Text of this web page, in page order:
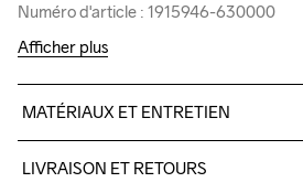
Numéro d'article : 1915946-630000
Numéro d'article : 1915946-630000
Afficher plus
MATÉRIAUX ET ENTRETIEN
23% elastane
LIVRAISON ET RETOURS